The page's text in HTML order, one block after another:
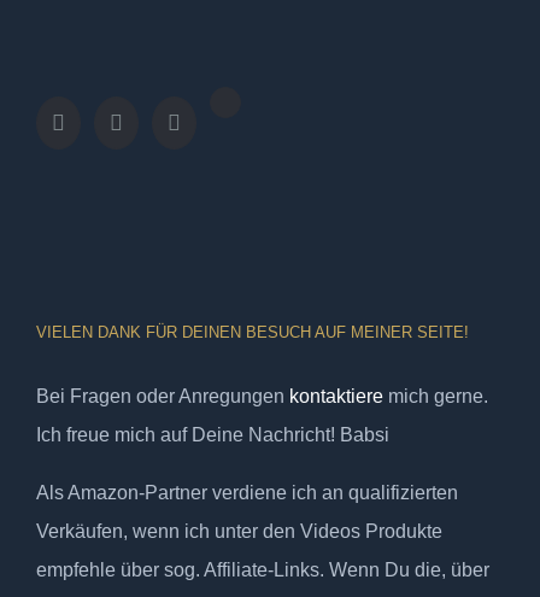
VIELEN DANK FÜR DEINEN BESUCH AUF MEINER SEITE!
Bei Fragen oder Anregungen kontaktiere mich gerne.
Ich freue mich auf Deine Nachricht! Babsi
Als Amazon-Partner verdiene ich an qualifizierten
Verkäufen, wenn ich unter den Videos Produkte
empfehle über sog. Affiliate-Links. Wenn Du die, über